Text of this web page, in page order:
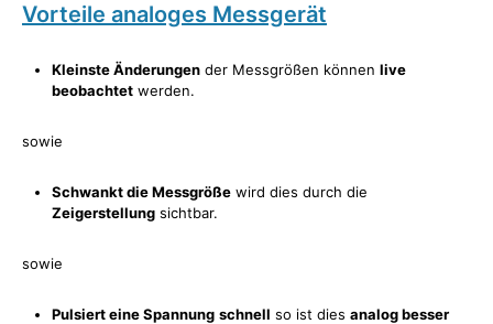
Vorteile analoges Messgerät
Kleinste Änderungen der Messgrößen können live
beobachtet werden.
sowie
Schwankt die Messgröße wird dies durch die
Zeigerstellung sichtbar.
sowie
Pulsiert eine Spannung schnell so ist dies analog besser